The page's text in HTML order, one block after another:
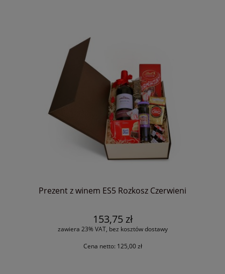
Prezent z winem ES5 Rozkosz Czerwieni
153,75 zł
zawiera 23% VAT, bez kosztów dostawy
Cena netto: 125,00 zł